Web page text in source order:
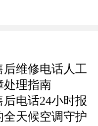
维修电话人工
处理指南
电话24小时报
天候空调守护